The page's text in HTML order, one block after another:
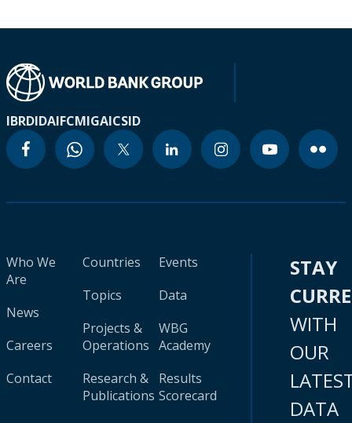
IBRDIDAIFCMIGAICSID
Who We
Are
News
Careers
Contact
Countries
Topics
Projects &
Operations
Research &
Publications
Events
Data
WBG
Academy
Results
Scorecard
STAY
WITH
OUR
DATA